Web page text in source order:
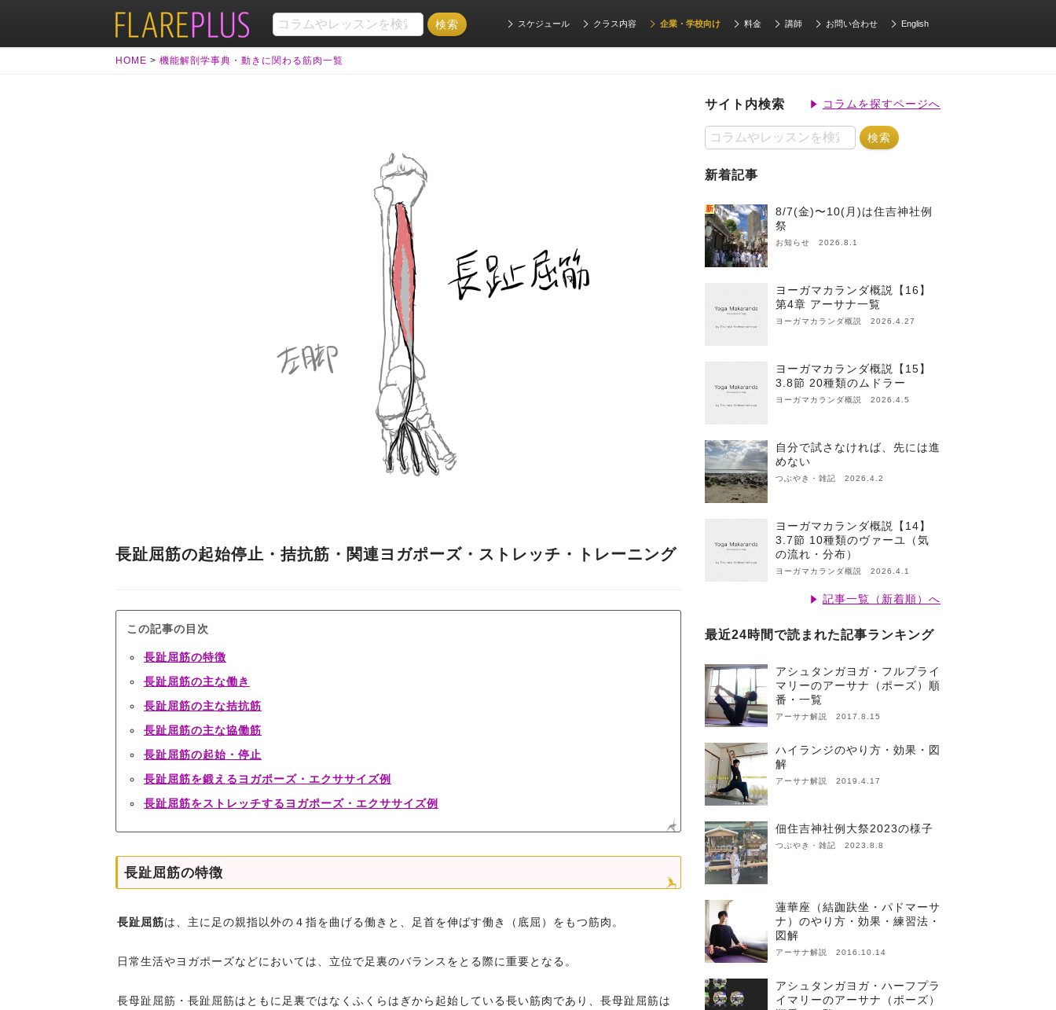
スケジュール クラス内容 企業・学校向け 料金 講師 お問い合わせ English
HOME > 機能解剖学事典・動きに関わる筋肉一覧
長趾屈筋の起始停止・拮抗筋・関連ヨガポーズ・ストレッチ・トレーニング
この記事の目次
長趾屈筋の特徴
長趾屈筋の主な働き
長趾屈筋の主な拮抗筋
長趾屈筋の主な協働筋
長趾屈筋の起始・停止
長趾屈筋を鍛えるヨガポーズ・エクササイズ例
長趾屈筋をストレッチするヨガポーズ・エクササイズ例
長趾屈筋の特徴
長趾屈筋は、主に足の親指以外の４指を曲げる働きと、足首を伸ばす働き（底屈）をもつ筋肉。
日常生活やヨガポーズなどにおいては、立位で足裏のバランスをとる際に重要となる。
長母趾屈筋・長趾屈筋はともに足裏ではなくふくらはぎから起始している長い筋肉であり、長母趾屈筋は
サイト内検索 コラムを探すページへ
新着記事
新
8/7(金)〜10(月)は住吉神社例
祭
お知らせ 2026.8.1
ヨーガマカランダ概説【16】
第4章 アーサナ一覧
ヨーガマカランダ概説 2026.4.27
ヨーガマカランダ概説【15】
3.8節 20種類のムドラー
ヨーガマカランダ概説 2026.4.5
自分で試さなければ、先には進
めない
つぶやき・雑記 2026.4.2
ヨーガマカランダ概説【14】
3.7節 10種類のヴァーユ（気
の流れ・分布）
ヨーガマカランダ概説 2026.4.1
記事一覧（新着順）へ
最近24時間で読まれた記事ランキング
アシュタンガヨガ・フルプライ
マリーのアーサナ（ポーズ）順
番・一覧
アーサナ解説 2017.8.15
ハイランジのやり方・効果・図
解
アーサナ解説 2019.4.17
佃住吉神社例大祭2023の様子
つぶやき・雑記 2023.8.8
蓮華座（結跏趺坐・パドマーサ
ナ）のやり方・効果・練習法・
図解
アーサナ解説 2016.10.14
アシュタンガヨガ・ハーフプラ
イマリーのアーサナ（ポーズ）